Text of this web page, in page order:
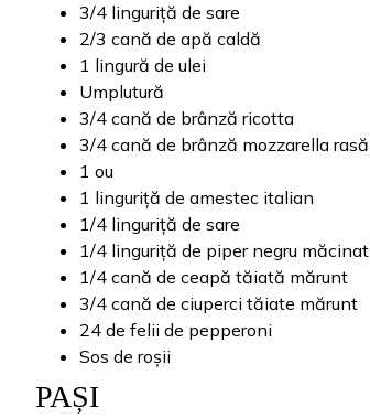
3/4 linguriță de sare
2/3 cană de apă caldă
1 lingură de ulei
Umplutură
3/4 cană de brânză ricotta
3/4 cană de brânză mozzarella rasă
1 ou
1 linguriță de amestec italian
1/4 linguriță de sare
1/4 linguriță de piper negru măcinat
1/4 cană de ceapă tăiată mărunt
3/4 cană de ciuperci tăiate mărunt
24 de felii de pepperoni
Sos de roșii
PAȘI